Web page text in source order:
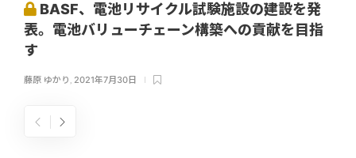
BASF、電池リサイクル試験施設の建設を発
表。電池バリューチェーン構築への貢献を目指
す
藤原 ゆかり , 2021年7月30日